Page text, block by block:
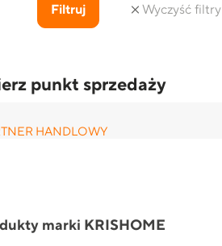
Filtruj Wyczyść filtry
punkt sprzedaży
HANDLOWY
721 452 233marki KRISHOME